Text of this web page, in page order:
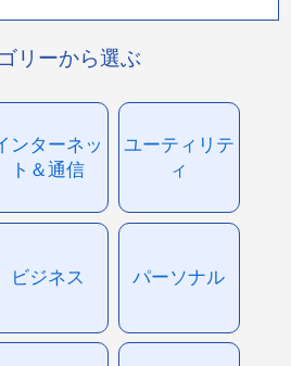
リーから選ぶ
ンターネッ
ト＆通信
ユーティリテ
ィ
ビジネス パーソナル